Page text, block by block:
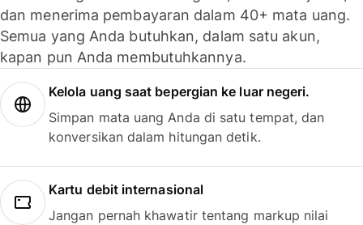
dan menerima pembayaran dalam 40+ mata uang.
Semua yang Anda butuhkan, dalam satu akun,
kapan pun Anda membutuhkannya.
Kelola uang saat bepergian ke luar negeri.
Simpan mata uang Anda di satu tempat, dan
konversikan dalam hitungan detik.
Kartu debit internasional
Jangan pernah khawatir tentang markup nilai